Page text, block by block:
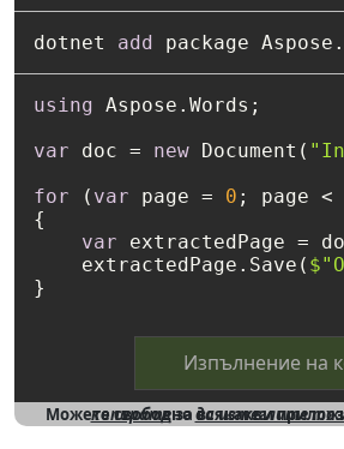
dotnet add
using Aspose.Words;
var doc = new Document(
for ( var page = 0 ; page <
{
var extractedPage =
    extractedPage.Save(
}
Изпълнение на
Можете свободнода изтеглите
да го копиратеза всякакви